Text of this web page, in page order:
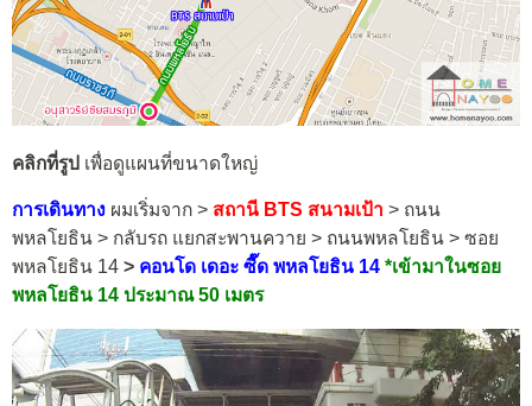
คลิกที่รูป เพื่อดูแผนที่ขนาดใหญ่
การเดินทาง ผมเริ่มจาก > สถานี BTS สนามเป้า > ถนน
พหลโยธิน > กลับรถ แยกสะพานควาย > ถนนพหลโยธิน > ซอย
พหลโยธิน 14 > คอนโด เดอะ ซี๊ด พหลโยธิน 14 *เข้ามาในซอย
พหลโยธิน 14 ประมาณ 50 เมตร